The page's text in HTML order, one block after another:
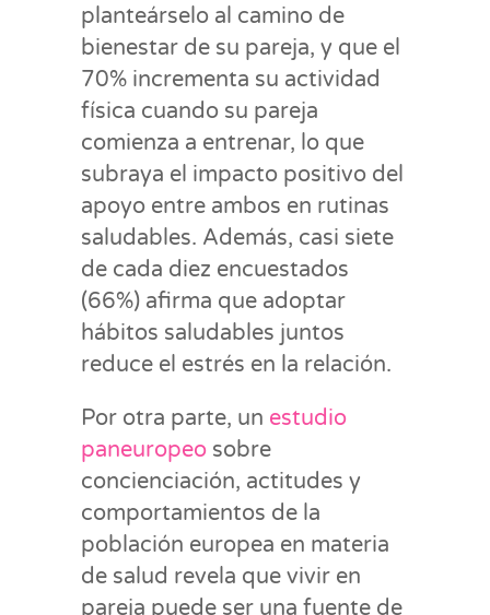
planteárselo al camino de
bienestar de su pareja, y que el
70% incrementa su actividad
física cuando su pareja
comienza a entrenar, lo que
subraya el impacto positivo del
apoyo entre ambos en rutinas
saludables. Además, casi siete
de cada diez encuestados
(66%) afirma que adoptar
hábitos saludables juntos
reduce el estrés en la relación.
Por otra parte, un estudio
paneuropeo sobre
concienciación, actitudes y
comportamientos de la
población europea en materia
de salud revela que vivir en
pareja puede ser una fuente de